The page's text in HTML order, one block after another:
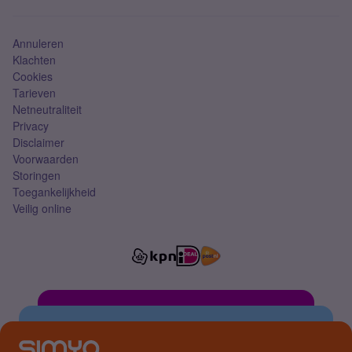
Annuleren
Klachten
Cookies
Tarieven
Netneutraliteit
Privacy
Disclaimer
Voorwaarden
Storingen
Toegankelijkheid
Veilig online